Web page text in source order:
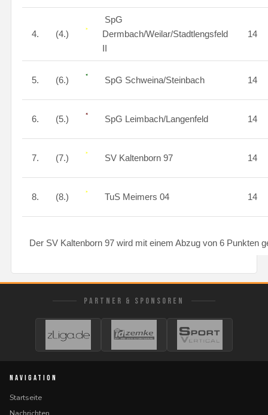
4. (4.)
SpG
Dermbach/Weilar/Stadtlengsfeld
II
14
5. (6.) SpG Schweina/Steinbach 14
6. (5.) SpG Leimbach/Langenfeld 14
7. (7.) SV Kaltenborn 97 14
8. (8.) TuS Meimers 04 14
Der SV Kaltenborn 97 wird mit einem Abzug von 6 Punkten
PARTNER & SPONSOREN
NAVIGATION
Startseite
Nachrichten